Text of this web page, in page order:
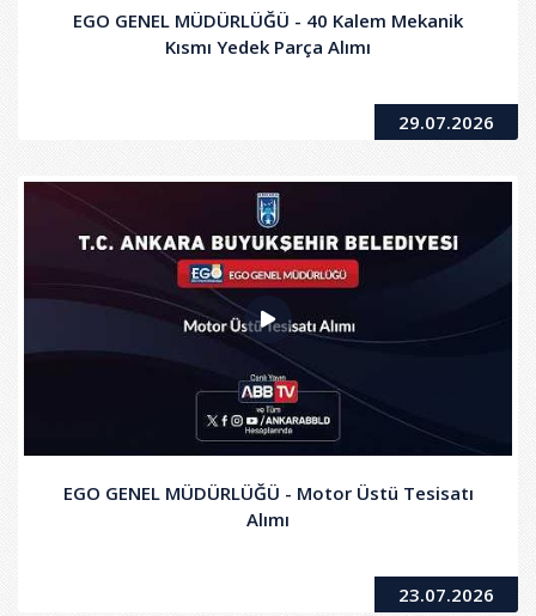
EGO GENEL MÜDÜRLÜĞÜ - 40 Kalem Mekanik
Kısmı Yedek Parça Alımı
29.07.2026
EGO GENEL MÜDÜRLÜĞÜ - Motor Üstü Tesisatı
Alımı
23.07.2026